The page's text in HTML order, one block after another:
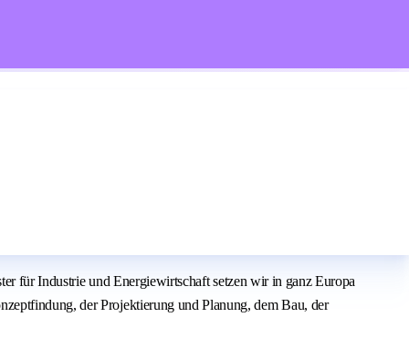
für Industrie und Energiewirtschaft setzen wir in ganz Europa
der Projektierung und Planung, dem Bau, der